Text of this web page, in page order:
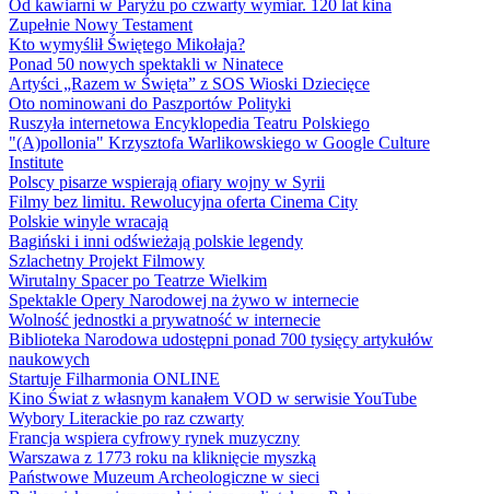
Od kawiarni w Paryżu po czwarty wymiar. 120 lat kina
Zupełnie Nowy Testament
Kto wymyślił Świętego Mikołaja?
Ponad 50 nowych spektakli w Ninatece
Artyści „Razem w Święta” z SOS Wioski Dziecięce
Oto nominowani do Paszportów Polityki
Ruszyła internetowa Encyklopedia Teatru Polskiego
"(A)pollonia" Krzysztofa Warlikowskiego w Google Culture
Institute
Polscy pisarze wspierają ofiary wojny w Syrii
Filmy bez limitu. Rewolucyjna oferta Cinema City
Polskie winyle wracają
Bagiński i inni odświeżają polskie legendy
Szlachetny Projekt Filmowy
Wirutalny Spacer po Teatrze Wielkim
Spektakle Opery Narodowej na żywo w internecie
Wolność jednostki a prywatność w internecie
Biblioteka Narodowa udostępni ponad 700 tysięcy artykułów
naukowych
Startuje Filharmonia ONLINE
Kino Świat z własnym kanałem VOD w serwisie YouTube
Wybory Literackie po raz czwarty
Francja wspiera cyfrowy rynek muzyczny
Warszawa z 1773 roku na kliknięcie myszką
Państwowe Muzeum Archeologiczne w sieci